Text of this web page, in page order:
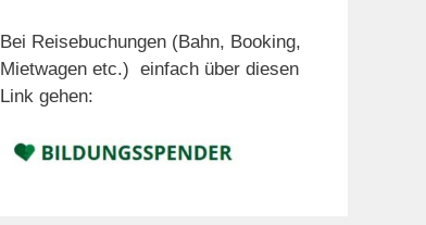
Bei Reisebuchungen (Bahn, Booking,
Mietwagen etc.) einfach über diesen
Link gehen: